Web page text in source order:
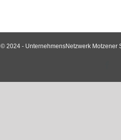
© 2024 - UnternehmensNetzwerk Motzener